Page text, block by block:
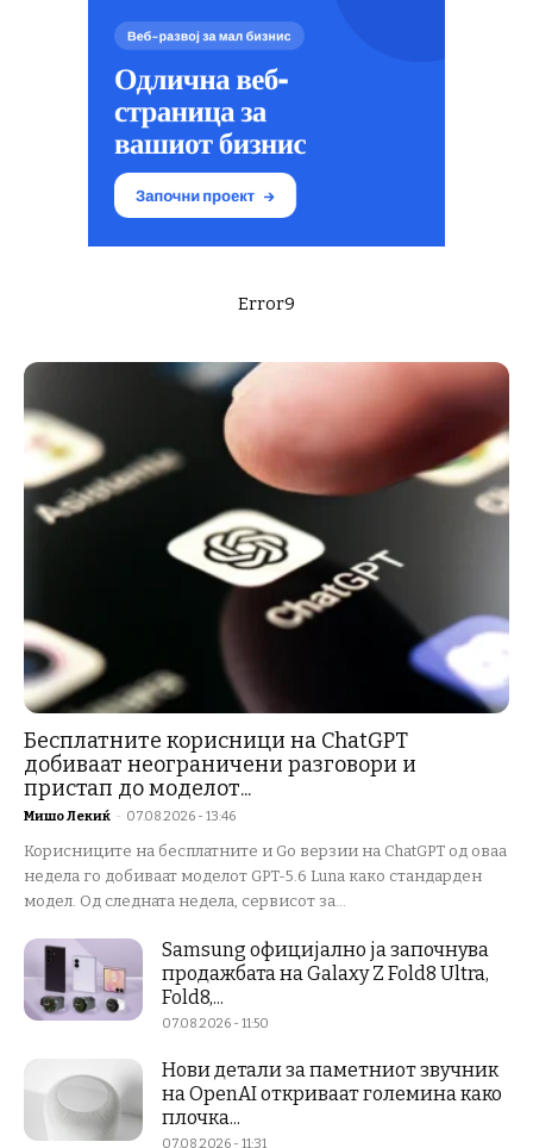
Error9
Бесплатните корисници на ChatGPT
добиваат неограничени разговори и
пристап до моделот...
Мишо Лекиќ - 07.08.2026 - 13:46
Корисниците на бесплатните и Go верзии на ChatGPT од оваа
недела го добиваат моделот GPT-5.6 Luna како стандарден
модел. Од следната недела, сервисот за...
Samsung официјално ја започнува
продажбата на Galaxy Z Fold8 Ultra,
Fold8,...
07.08.2026 - 11:50
Нови детали за паметниот звучник
на OpenAI откриваат големина како
плочка...
07.08.2026 - 11:31